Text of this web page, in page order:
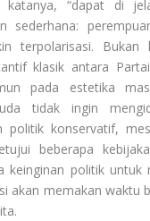
katanya, “dapat di
sederhana:
terpolarisasi. Bukan
klasik antara
pada estetika
tidak ingin
politik konservatif,
beberapa
keinginan politik untuk
akan memakan waktu
.